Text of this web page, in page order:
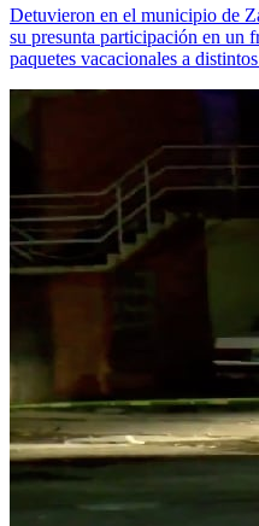
Detuvieron en el municipio de
su presunta participación en un
paquetes vacacionales a